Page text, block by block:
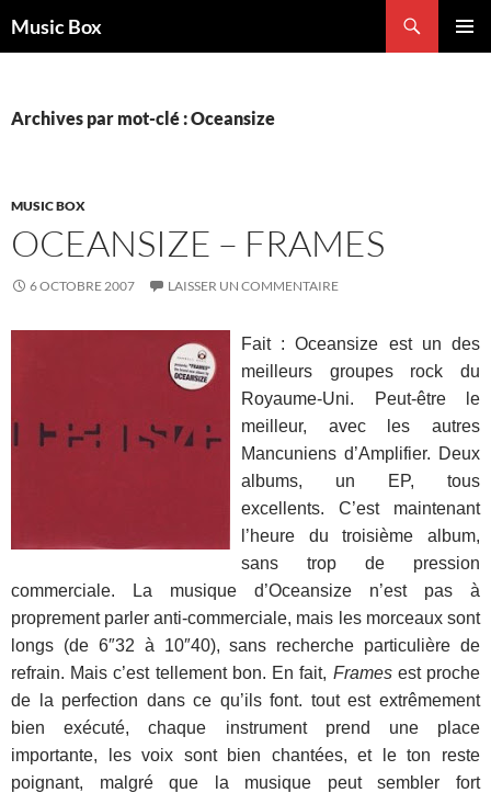
auMusic Box
Archives par mot-clé : Oceansize
MUSIC BOX
OCEANSIZE – FRAMES
6 OCTOBRE 2007 LAISSER UN COMMENTAIRE
Fait : Oceansize est un des
meilleurs groupes rock du
Royaume-Uni. Peut-être le
meilleur, avec les autres
Mancuniens d’Amplifier. Deux
albums, un EP, tous
excellents. C’est maintenant
l’heure du troisième album,
sans trop de pression
commerciale. La musique d’Oceansize n’est pas à
proprement parler anti-commerciale, mais les morceaux sont
longs (de 6″32 à 10″40), sans recherche particulière de
refrain. Mais c’est tellement bon. En fait, Frames est proche
de la perfection dans ce qu’ils font. tout est extrêmement
bien exécuté, chaque instrument prend une place
importante, les voix sont bien chantées, et le ton reste
poignant, malgré que la musique peut sembler fort